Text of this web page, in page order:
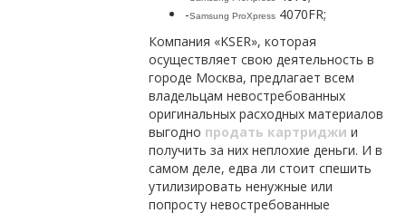
-SamsungProXpress 4070FR;
Компания «KSER», которая
осуществляет свою деятельность в
городе Москва, предлагает всем
владельцам невостребованных
оригинальных расходных материалов
выгодно продать картриджи и
получить за них неплохие деньги. И в
самом деле, едва ли стоит спешить
утилизировать ненужные или
попросту невостребованные